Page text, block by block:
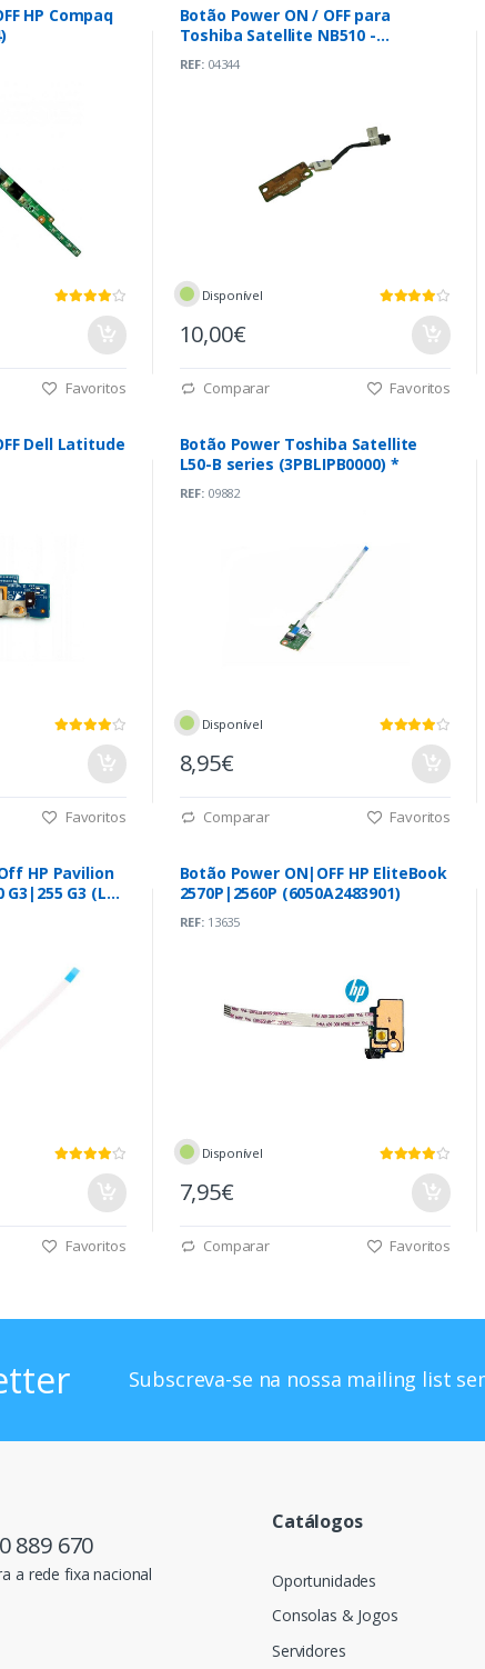
HP Compaq
Favoritos
Botão Power ON / OFF para
Toshiba Satellite NB510 -
6050A2488501
REF:04344
Disponível
10,00€
Comparar Favoritos
Dell Latitude
Favoritos
Botão Power Toshiba Satellite
L50-B series (3PBLIPB0000) *
REF:09882
Disponível
8,95€
Comparar Favoritos
HP Pavilion
G3 (LS-
Favoritos
Botão Power ON|OFF HP EliteBook
2570P|2560P (6050A2483901)
REF:13635
Disponível
7,95€
Comparar Favoritos
Subscreva-se na nossa mailing list
889 670
a rede fixa nacional
Catálogos
Oportunidades
Consolas & Jogos
Servidores